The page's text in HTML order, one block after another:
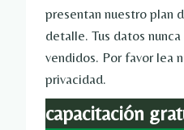
presentan nuestro plan
detalle. Tus datos
vendidos. Por favor lea
privacidad.
capacitación